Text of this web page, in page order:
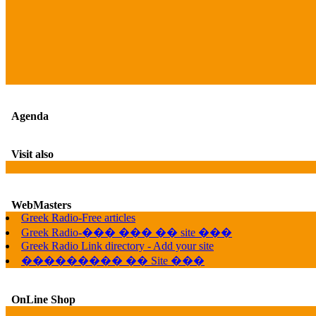
Agenda
Visit also
WebMasters
Greek Radio-Free articles
Greek Radio-��� ��� �� site ���
Greek Radio Link directory - Add your site
��������� �� Site ���
OnLine Shop